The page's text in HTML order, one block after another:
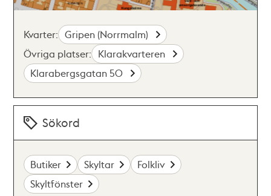
Kvarter: Gripen (Norrmalm)
Övriga platser: Klarakvarteren
Klarabergsgatan 50
Sökord
Butiker Skyltar
Folkliv
Skyltfönster